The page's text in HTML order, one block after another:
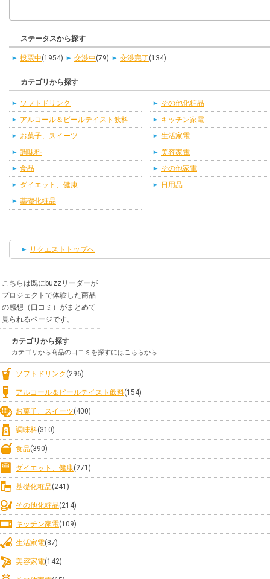
ステータスから探す
投票中(1954) 交渉中(79) 交渉完了 (134)
カテゴリから探す
ソフトドリンク
アルコール＆ビールテイスト飲料
お菓子、スイーツ
調味料
食品
ダイエット、健康
基礎化粧品
その他化粧品
キッチン家電
生活家電
美容家電
その他家電
日用品
リクエストトップへ
こちらは既にbuzzリーダーが
プロジェクトで体験した商品
の感想（口コミ）がまとめて
見られるページです。
カテゴリから探す
カテゴリから商品の口コミを探すにはこちらから
ソフトドリンク (296)
アルコール＆ビールテイスト飲料(154)
お菓子、スイーツ(400)
調味料(310)
食品(390)
ダイエット、健康(271)
基礎化粧品(241)
その他化粧品(214)
キッチン家電(109)
生活家電(87)
美容家電(142)